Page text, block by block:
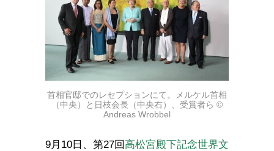
首相官邸でのレセプションにて。メルケル首相
（中央）と日枝会長（中央右）、受賞者ら ©
Andreas Wrobbel
9月10日、第27回高松宮殿下記念世界文